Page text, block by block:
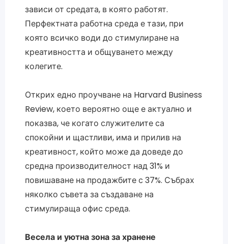
зависи от средата, в която работят.
Перфектната работна среда е тази, при
която всичко води до стимулиране на
креативността и общуването между
колегите.
Открих едно проучване на Harvard Business
Review, което вероятно още е актуално и
показва, че когато служителите са
спокойни и щастливи, има и прилив на
креативност, който може да доведе до
средна производителност над 31% и
повишаване на продажбите с 37%. Събрах
няколко съвета за създаване на
стимулираща офис среда.
Весела и уютна зона за хранене